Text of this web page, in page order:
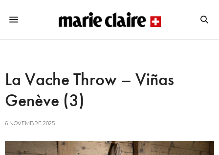
La Vache Throw – Viñas
Genève (3)
6 NOVEMBRE 2025